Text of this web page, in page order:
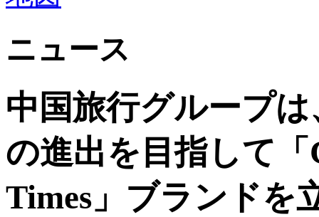
ニュース
中国旅行グループ
の進出を目指して
Times」ブランドを